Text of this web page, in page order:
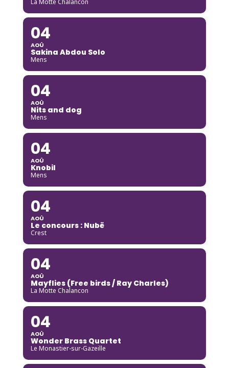
La Motte Chalancon
04
AOÛ
Sakina Abdou Solo
Mens
04
AOÛ
Nits and dog
Mens
04
AOÛ
Knobil
Mens
04
AOÛ
Le concours : Nubë
Crest
04
AOÛ
Mayflies (Free birds / Ray Charles)
La Motte Chalancon
04
AOÛ
Wonder Brass Quartet
Le Monastier-sur-Gazeille